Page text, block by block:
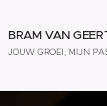
BRAM VAN
JOUW GROEI, MIJN